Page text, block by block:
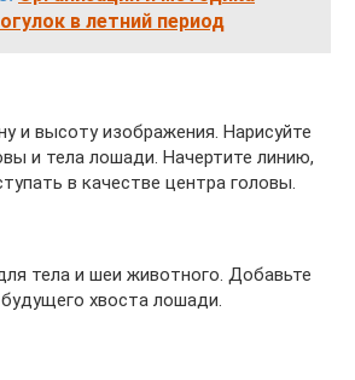
в летний период
и высоту изображения. Нарисуйте
и тела лошади. Начертите линию,
в качестве центра головы.
тела и шеи животного. Добавьте
хвоста лошади.